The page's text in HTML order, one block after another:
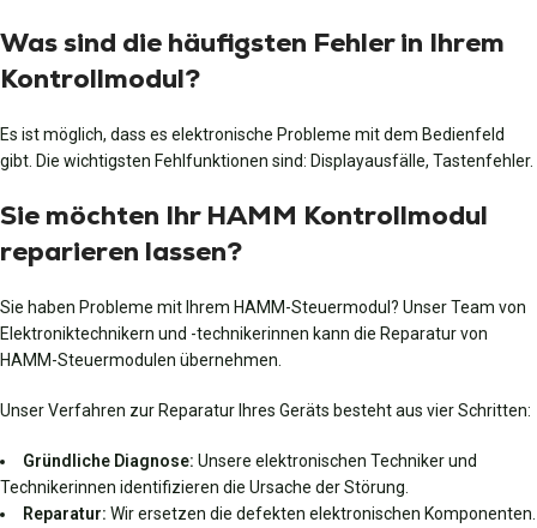
Was sind die häufigsten Fehler in Ihrem
Kontrollmodul?
Es ist möglich, dass es elektronische Probleme mit dem Bedienfeld
gibt. Die wichtigsten Fehlfunktionen sind: Displayausfälle, Tastenfehler.
Sie möchten Ihr HAMM Kontrollmodul
reparieren lassen?
Sie haben Probleme mit Ihrem HAMM-Steuermodul? Unser Team von
Elektroniktechnikern und -technikerinnen kann die Reparatur von
HAMM-Steuermodulen übernehmen.
Unser Verfahren zur Reparatur Ihres Geräts besteht aus vier Schritten:
Gründliche Diagnose: Unsere elektronischen Techniker und
Technikerinnen identifizieren die Ursache der Störung.
Reparatur: Wir ersetzen die defekten elektronischen Komponenten.